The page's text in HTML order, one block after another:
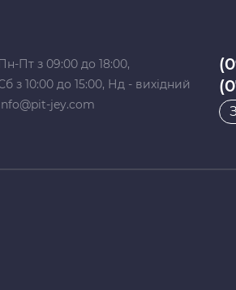
Пт з 09:00 до 18:00,
з 10:00 до 15:00, Нд - вихідний
jey.com